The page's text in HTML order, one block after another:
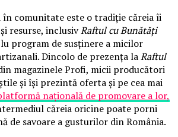
comunitate este o tradiție căreia îi
resurse, inclusivRaftul cu Bunătăți
program de susținere a micilor
Dincolo de prezența laRaftul
magazinele Profi, micii producători
și își prezintă oferta și pe cea mai
națională de promovare a lor,
căreia oricine poate porni
de savoare a gusturilor din România.